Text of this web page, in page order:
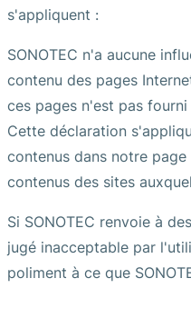
s'appliquent :
SONOTEC n'a aucune
contenu des pages
ces pages n'est pas fourni
Cette déclaration
contenus dans notre
contenus des sites
Si SONOTEC renvoie à
jugé inacceptable par
poliment à ce que